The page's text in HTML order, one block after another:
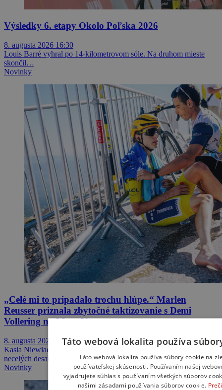
Výsledky 6. etapy Okolo Poľska 2026
8. augusta 2026 16:30
Louis Barré vyhral po 14-kilometrovom sóle. Na druhom mieste
skončil…
Novinky
„Celé mi to pripadalo trochu hlúpe.“ Marlen
Reusser priznala zbytočné taktizovanie s Demi
Vollering na Mont Ventoux
8. augusta 2026 12:48
Kasia Niewiadoma využila taktické váhanie najväčších favoritiek,
necelých desať kilometrov…
Novinky
Táto webová lokalita používa
Táto webová lokalita používa súbory cookie na
používateľskej skúsenosti. Používaním našej
vyjadrujete súhlas s používaním všetkých súborov
našimi zásadami používania súborov cookie.